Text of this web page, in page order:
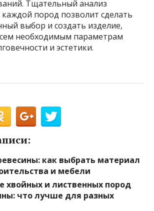
Тщательный анализ
каждой пород позволит сделать
выбор и создать изделие,
необходимым параметрам
и эстетики.
как выбрать материал
и мебели
хвойных и лиственных пород
что лучше для разных